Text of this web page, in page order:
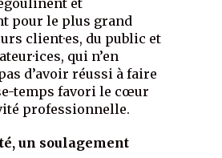
et
pour le plus grand
client·es, du public et
qui n’en
d’avoir réussi à faire
temps favori le cœur
professionnelle.
un soulagement